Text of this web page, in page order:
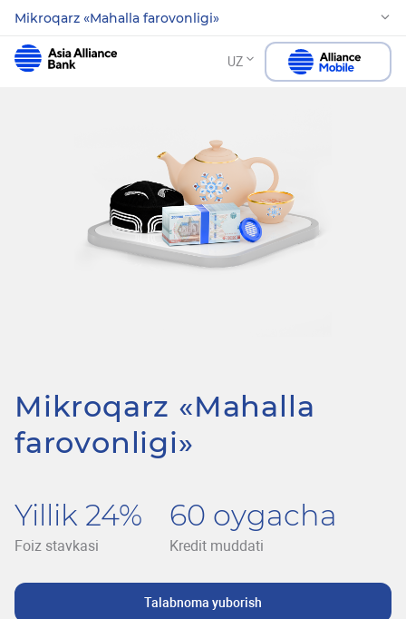
Mikroqarz «Mahalla farovonligi»
UZ
Mikroqarz «Mahalla
farovonligi»
Yillik 24%
Foiz stavkasi
60 oygacha
Kredit muddati
Talabnoma yuborish